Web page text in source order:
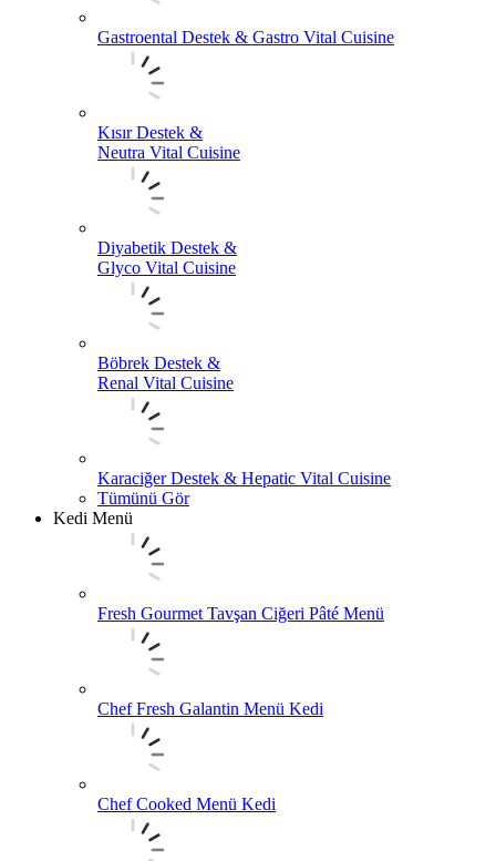
Gastroental Destek & Gastro Vital Cuisine
Kısır Destek &
Neutra Vital Cuisine
Diyabetik Destek &
Glyco Vital Cuisine
Böbrek Destek &
Renal Vital Cuisine
Karaciğer Destek & Hepatic Vital Cuisine
Tümünü Gör
Kedi Menü
Fresh Gourmet Tavşan Ciğeri Pâté Menü
Chef Fresh Galantin Menü Kedi
Chef Cooked Menü Kedi